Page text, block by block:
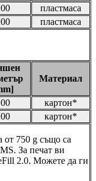
пластмаса
пластмаса
Материал
картон*
картон*
от 750 g също са
За печат ви
2.0. Можете да ги